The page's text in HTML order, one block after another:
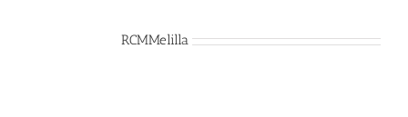
RCMMelilla